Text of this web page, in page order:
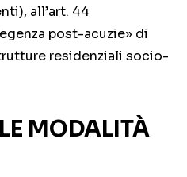
all’art. 44
post-acuzie» di
residenziali socio-
MODALITÀ